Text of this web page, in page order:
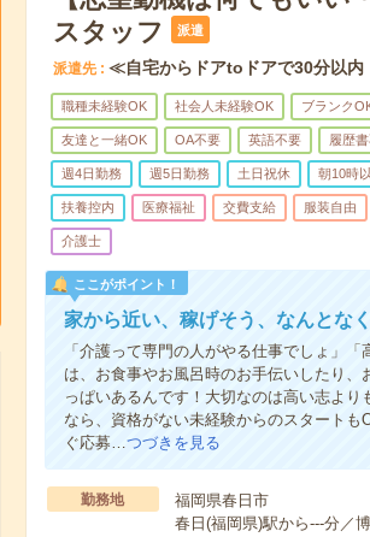
スタッフ
派遣
派遣先 ≪自宅からドアtoドアで30分以内
職種未経験OK 社会人未経験OK ブランク
友達と一緒OK OA不要 英語不要 履歴
週4日勤務 週5日勤務 土日祝休 朝10時
扶養控内 医療福祉 交費支給 服装自由
介護士
ここがポイント！
家から近い、稼げそう、なんとな
「介護って専門の人がやる仕事でしょ」
は、お食事やお風呂時のお手伝いしたり
っぱいあるんです！大切なのは高い志よ
なら、資格がない未経験からのスタート
ぐ応募…つづきを見る
勤務地
福岡県春日市
春日(福岡県)駅から---分／